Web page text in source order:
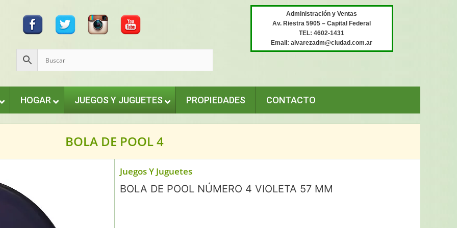
Administración y Ventas
Av. Riestra 5905 – Capital Federal
TEL: 4602-1431
Email: alvarezadm@ciudad.com.ar
HOGAR JUEGOS Y JUGUETES PROPIEDADES CONTACTO
BOLA DE POOL 4
Juegos Y Juguetes
BOLA DE POOL NÚMERO 4 VIOLETA 57 MM